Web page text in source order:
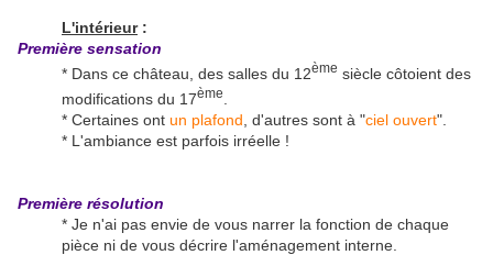
L'intérieur:
Première sensation
* Dans ce château, des salles du 12ème siècle côtoient des
modifications du 17ème
* Certaines ont un plafond , d'autres sont à "ciel ouvert".
* L'ambiance est parfois irréelle !
Première résolution
* Je n'ai pas envie de vous narrer la fonction de chaque
pièce ni de vous décrire l'aménagement interne.